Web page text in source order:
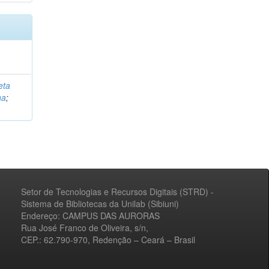
;
Setor de Tecnologias e Recursos Digitais (STRD) -
Sistema de Bibliotecas da Unilab (Sibiuni)
Endereço: CAMPUS DAS AURORAS
Rua José Franco de Oliveira, s/n,
CEP.: 62.790-970, Redenção – Ceará – Brasil